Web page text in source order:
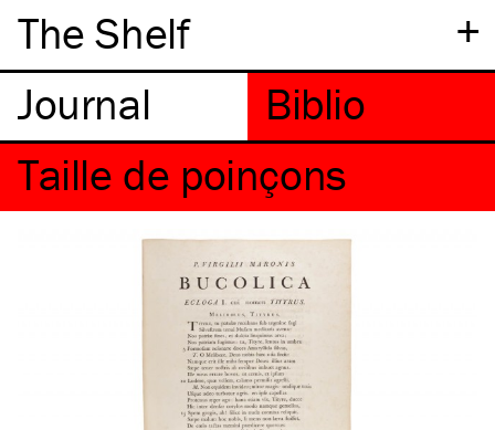
+
The Shelf
Taille de poinçons